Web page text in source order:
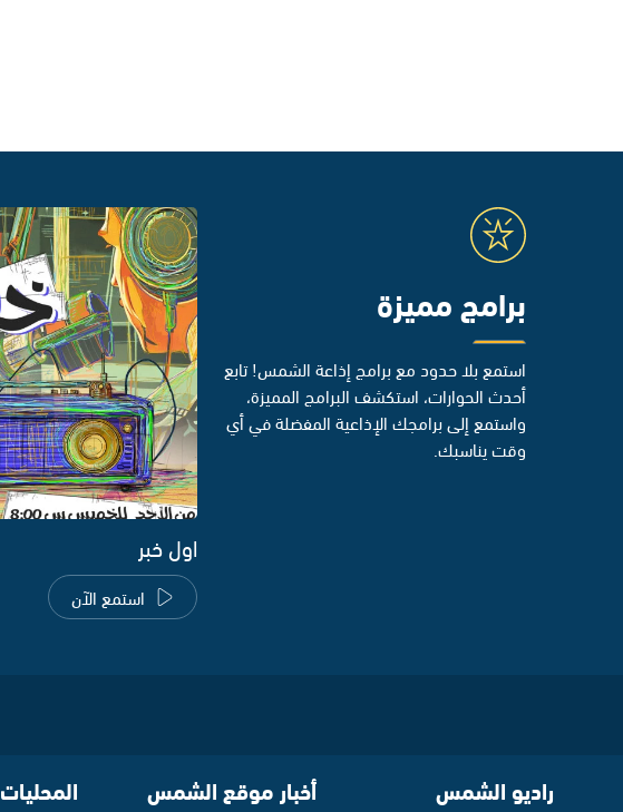
برامج مميزة
استمع بلا حدود مع برامج إذاعة الشمس! تابع
أحدث الحوارات، استكشف البرامج المميزة،
واستمع إلى برامجك الإذاعية المفضلة في أي
وقت يناسبك.
اول خبر
استمع الآن
راديو الشمس أخبار موقع الشمس المحليات